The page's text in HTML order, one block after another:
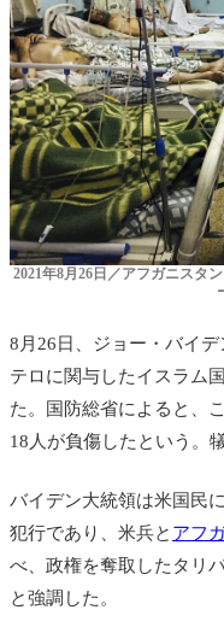
2021年8月26日／アフガニスタ
8月26日、ジョー・バイ
テロに関与したイスラム
た。国防総省によると、
18人が負傷したという。
バイデン大統領は米国民
犯行であり、米兵と アフ
べ、政権を奪取したタリ
と強調した。